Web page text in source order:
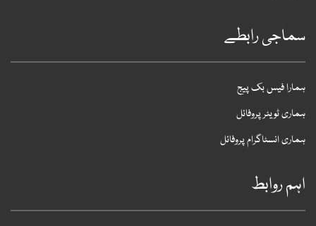
رابطے
فیس بک پیج
ٹویٹر پروفائل
انسٹاگرام پروفائل
روابط